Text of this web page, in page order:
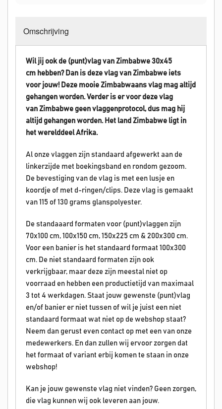
Omschrijving
Wil jij ook de (punt)vlag van Zimbabwe 30x45
cm hebben? Dan is deze vlag van Zimbabwe iets
voor jouw! Deze mooie Zimbabwaans vlag mag altijd
gehangen worden. Verder is er voor deze vlag
van Zimbabwe geen vlaggenprotocol, dus mag hij
altijd gehangen worden. Het land Zimbabwe ligt in
het werelddeel Afrika.
Al onze vlaggen zijn standaard afgewerkt aan de
linkerzijde met boekingsband en rondom gezoom.
De bevestiging van de vlag is met een lusje en
koordje of met d-ringen/clips. Deze vlag is gemaakt
van 115 of 130 grams glanspolyester.
De standaaard formaten voor (punt)vlaggen zijn
70x100 cm, 100x150 cm, 150x225 cm & 200x300 cm.
Voor een banier is het standaard formaat 100x300
cm. De niet standaard formaten zijn ook
verkrijgbaar, maar deze zijn meestal niet op
voorraad en hebben een productietijd van maximaal
3 tot 4 werkdagen. Staat jouw gewenste (punt)vlag
en/of banier er niet tussen of wil je juist een niet
standaard formaat wat niet op de webshop staat?
Neem dan gerust even contact op met een van onze
medewerkers. En dan zullen wij ervoor zorgen dat
het formaat of variant erbij komen te staan in onze
webshop!
Kan je jouw gewenste vlag niet vinden? Geen zorgen,
die vlag kunnen wij ook leveren aan jouw.